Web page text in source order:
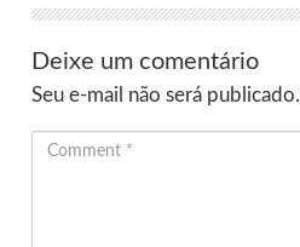
Deixe um comentário
Seu e-mail não será publicado.